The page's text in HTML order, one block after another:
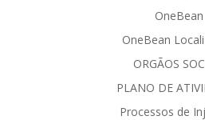
OneBean
OneBean
ORGÃOS
PLANO DE
Processos de